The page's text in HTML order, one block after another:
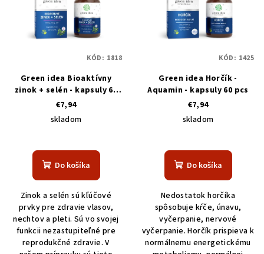
Green idea Bioaktívny
zinok + selén - kapsuly 60
pcs
€7,94
skladom
Do košíka
Zinok a selén sú kľúčové
prvky pre zdravie vlasov,
nechtov a pleti. Sú vo svojej
funkcii nezastupiteľné pre
reprodukčné zdravie. V
KÓD: 1818
Green idea Horčík -
Aquamin - kapsuly 60 pcs
€7,94
skladom
Do košíka
Nedostatok horčíka
spôsobuje kŕče, únavu,
vyčerpanie, nervové
vyčerpanie. Horčík prispieva k
normálnemu energetickému
KÓD: 1425